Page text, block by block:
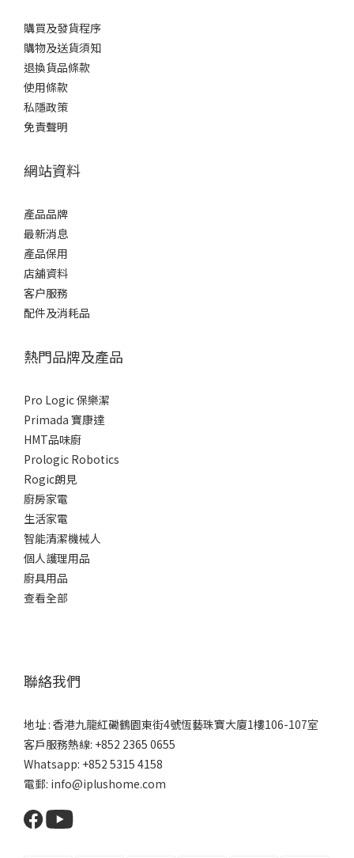
購買及發貨程序
購物及送貨須知
退換貨品條款
使用條款
私隱政策
免責聲明
網站資料
產品品牌
最新消息
產品保用
店舖資料
客户服務
配件及消耗品
熱門品牌及產品
Pro Logic 保樂潔
Primada 寶康達
HMT品味廚
Prologic Robotics
Rogic朗見
廚房家電
生活家電
智能清潔機械人
個人護理用品
廚具用品
查看全部
聯絡我們
地址 : 香港九龍紅磡鶴園東街4號恆藝珠寶大廈1樓106-107室
客戶服務熱線: +852 2365 0655
Whatsapp: +852 5315 4158
電郵: info@iplushome.com